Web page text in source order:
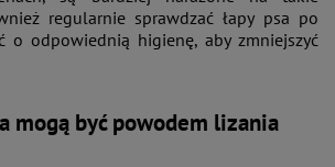
regularnie sprawdzać łapy psa po
o odpowiednią higienę, aby zmniejszyć
mogą być powodem lizania